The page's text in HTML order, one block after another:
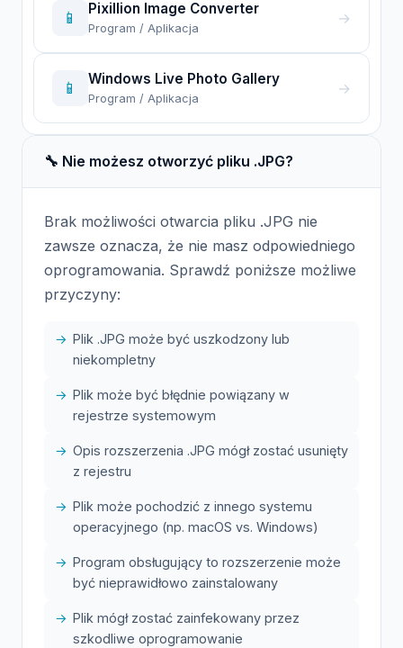
📱 Pixillion Image Converter
Program / Aplikacja
→
📱 Windows Live Photo Gallery
Program / Aplikacja
→
🔧 Nie możesz otworzyć pliku .JPG?
Brak możliwości otwarcia pliku .JPG nie
zawsze oznacza, że nie masz odpowiedniego
oprogramowania. Sprawdź poniższe możliwe
przyczyny:
Plik .JPG może być uszkodzony lub
niekompletny
Plik może być błędnie powiązany w
rejestrze systemowym
Opis rozszerzenia .JPG mógł zostać usunięty
z rejestru
Plik może pochodzić z innego systemu
operacyjnego (np. macOS vs. Windows)
Program obsługujący to rozszerzenie może
być nieprawidłowo zainstalowany
Plik mógł zostać zainfekowany przez
szkodliwe oprogramowanie